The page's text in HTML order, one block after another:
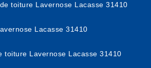
toiture Lavernose Lacasse 31410
Lacasse 31410
toiture Lavernose Lacasse 31410